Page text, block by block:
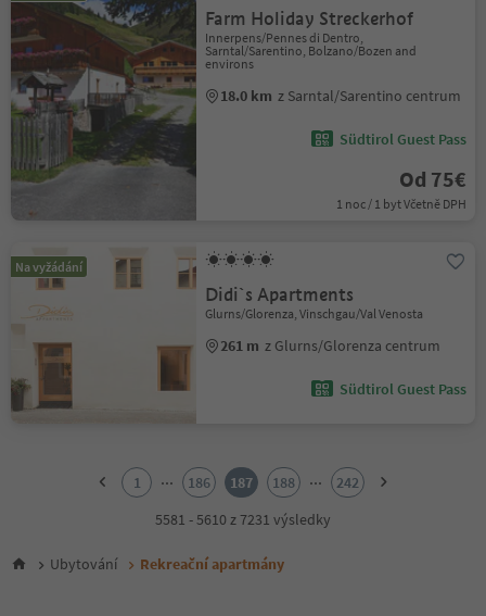
Farm Holiday Streckerhof
Innerpens/Pennes di Dentro,
Sarntal/Sarentino, Bolzano/Bozen and
environs
18.0 km z Sarntal/Sarentino centrum
Südtirol Guest Pass
Od 75€
1 noc / 1 byt Včetně DPH
Na vyžádání
Didi`s Apartments
Glurns/Glorenza, Vinschgau/Val Venosta
261 m z Glurns/Glorenza centrum
Südtirol Guest Pass
6
1 ... 186 187 188 ...
242
5581 - 5610 z 7231 výsledky
Ubytování Rekreační apartmány